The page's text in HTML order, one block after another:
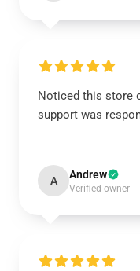
Noticed this store
support was
A Andrew
Verified owner